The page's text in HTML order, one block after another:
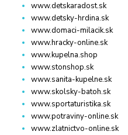
www.detskaradost.sk
www.detsky-hrdina.sk
www.domaci-milacik.sk
www.hracky-online.sk
www.kupelna.shop
www.stonshop.sk
www.sanita-kupelne.sk
www.skolsky-batoh.sk
www.sportaturistika.sk
www.potraviny-online.sk
www.zlatnictvo-online.sk